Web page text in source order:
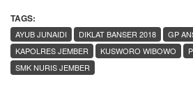
TAGS:
AYUB JUNAIDI DIKLAT BANSER 2018
GP
KAPOLRES JEMBER
KUSWORO WIBOWO
SMK NURIS JEMBER